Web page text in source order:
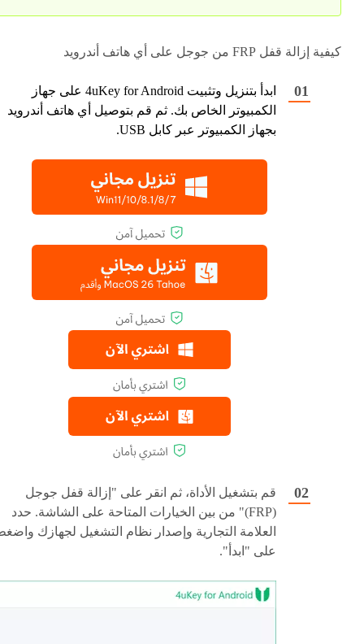
كيفية إزالة قفل FRP من جوجل على أي هاتف أندرويد
ابدأ بتنزيل وتثبيت 4uKey for Android على جهاز
الكمبيوتر الخاص بك. ثم قم بتوصيل أي هاتف أندرويد
بجهاز الكمبيوتر عبر كابل USB.
قم بتشغيل الأداة، ثم انقر على "إزالة قفل جوجل
(FRP)" من بين الخيارات المتاحة على الشاشة. حدد
العلامة التجارية وإصدار نظام التشغيل لجهازك
على "ابدأ".